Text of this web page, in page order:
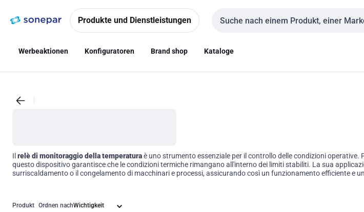
NavigationInhalt
Produkte und Dienstleistungen
Sucheingabe
Werbeaktionen Konfiguratoren Brand shop Kataloge
Il relè di monitoraggio della temperaturaè uno strumento essenziale per il controllo delle condizioni
questo dispositivo garantisce che le condizioni termiche rimangano all'interno dei limiti stabiliti. La sua
surriscaldamento o il congelamento di macchinari e processi, assicurando così un funzionamento efficiente e
Produkt Ordnen nach